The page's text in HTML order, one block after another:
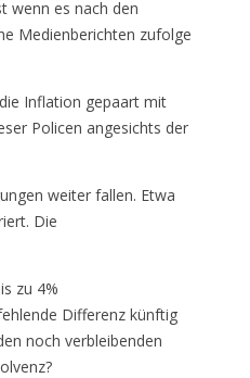
wenn es nach den
Medienberichten zufolge
Inflation gepaart mit
Policen angesichts der
weiter fallen. Etwa
Die
zu 4%
Differenz künftig
noch verbleibenden